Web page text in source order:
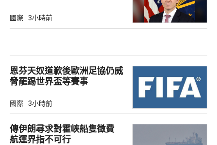
國際 3小時前
恩芬天奴道歉後歐洲足協仍威
脅罷踢世界盃等賽事
國際 3小時前
傳伊朗尋求對霍峽船隻徵費
航運界指不可行